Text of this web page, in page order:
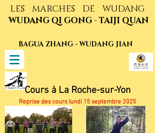
LES MARCHES DE WUDANG
WUDANG QI GONG - TAIJI QUAN
BAGUA ZHANG - WUDANG JIAN
Cours à La Roche-sur-Yon
Reprise des cours lundi 15septembre 2025